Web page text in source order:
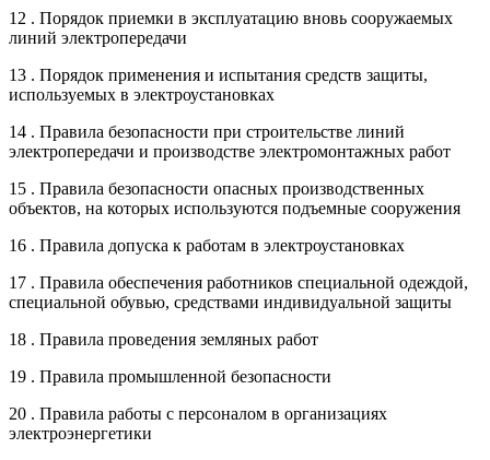
12 . Порядок приемки в эксплуатацию вновь сооружаемых
линий электропередачи
13 . Порядок применения и испытания средств защиты,
используемых в электроустановках
14 . Правила безопасности при строительстве линий
электропередачи и производстве электромонтажных работ
15 . Правила безопасности опасных производственных
объектов, на которых используются подъемные сооружения
16 . Правила допуска к работам в электроустановках
17 . Правила обеспечения работников специальной одеждой,
специальной обувью, средствами индивидуальной защиты
18 . Правила проведения земляных работ
19 . Правила промышленной безопасности
20 . Правила работы с персоналом в организациях
электроэнергетики